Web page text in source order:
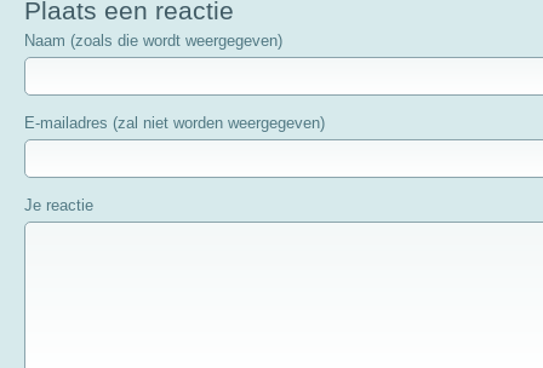
Plaats een reactie
Naam (zoals die wordt weergegeven)
E-mailadres (zal niet worden weergegeven)
Je reactie